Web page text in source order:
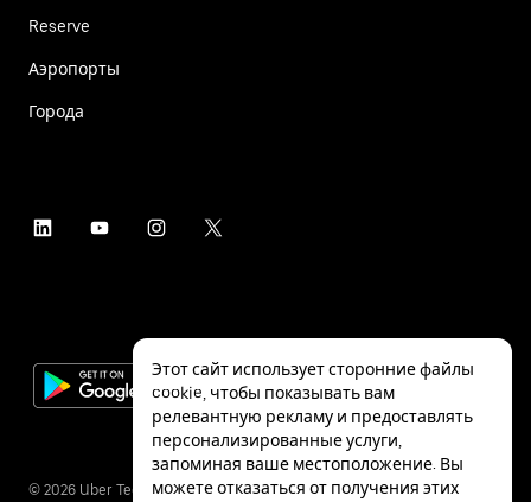
Reserve
Аэропорты
Города
© 2026 Uber Technologies Inc.
Этот сайт использует сторонние файлы
cookie, чтобы показывать вам
релевантную рекламу и предоставлять
персонализированные услуги,
запоминая ваше местоположение. Вы
можете отказаться от получения этих